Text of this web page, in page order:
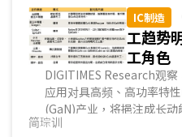
充电装置导入。
主驱逆变器为控制及驱动马
测试，在800V高压电气架构
平均提高8%，换句话说，在
池成本，其它优势包括简化
预估未来几年将有更多中高
充电装置分为OBC(车载充
功率规格导入以因应缩短充电时间需求下，
IC制造
工趋势
工角色
DIGITIMES Research观
应用对具高频、高功率特
(GaN)产业，将挹注成长
晰，IDM(整合元件制造公
简琮训